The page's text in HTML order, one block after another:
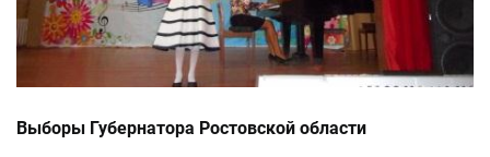
Выборы Губернатора Ростовской области